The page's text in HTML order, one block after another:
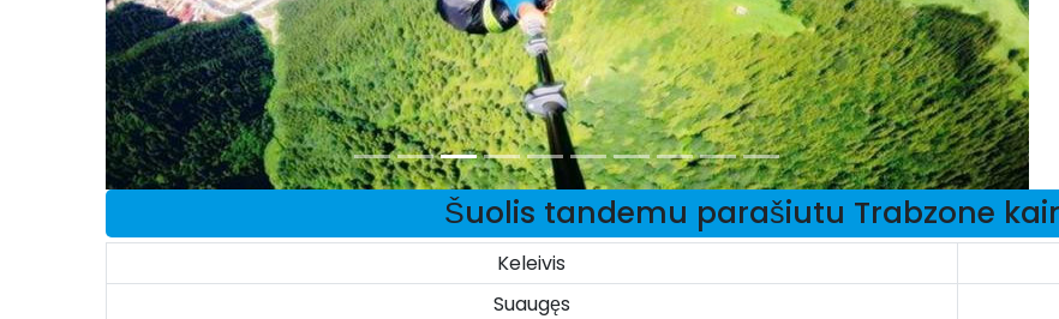
Šuolis tandemu parašiutu Trabzone
Keleivis
Suaugęs